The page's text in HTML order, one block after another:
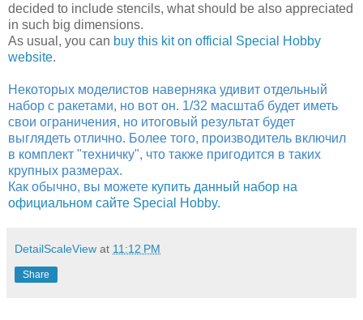
decided to include stencils, what should be also appreciated
in such big dimensions.
As usual, you can buy this kit on official Special Hobby
website.
Некоторых моделистов наверняка удивит отдельный
набор с ракетами, но вот он. 1/32 масштаб будет иметь
свои ограничения, но итоговый результат будет
выглядеть отлично. Более того, производитель включил
в комплект "техничку", что также пригодится в таких
крупных размерах.
Как обычно, вы можете купить данный набор на
официальном сайте Special Hobby.
DetailScaleView at 11:12 PM
Share